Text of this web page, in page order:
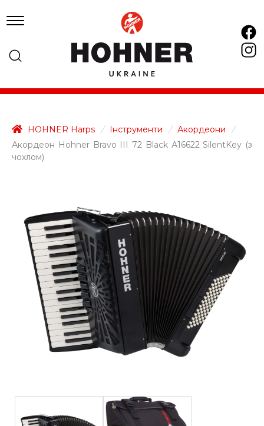
HOHNER Harps / Інструменти / Акордеони
/
Акордеон Hohner Bravo III 72 Black А16622 SilentKey (з
чохлом)